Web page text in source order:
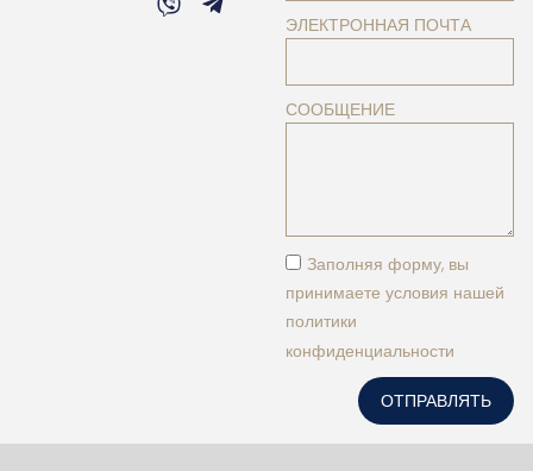
ЭЛЕКТРОННАЯ ПОЧТА
СООБЩЕНИЕ
Заполняя форму, вы
принимаете условия нашей
политики
конфиденциальности
ОТПРАВЛЯТЬ